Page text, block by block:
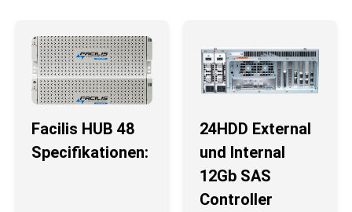
Facilis HUB 48
Specifikationen:
24HDD External
und Internal
12Gb SAS
Controller